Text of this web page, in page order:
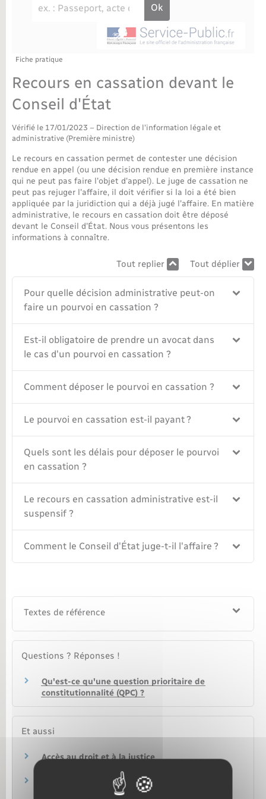
Recensement militaire
Concessions funéraires
Info jeunes
Maison des jeunes (11-17 ans)
Associations
Saison culturelle
Bibliothèques
Sport
Nouvel habitant
Numérique
Organisation d’événement
Sécurité - Prévention
Seniors
Transports
Bornes de recharge électrique
Voirie et espace public
Travaux - Autorisation d’occupation de l’espace
Agenda
La Communauté de communes
Plan interactif
Fiche pratique
Recours en cassation devant le
Conseil d'État
Vérifié le 17/01/2023 – Direction de l'information légale et
administrative (Première ministre)
Le recours en cassation permet de contester une décision
rendue en appel (ou une décision rendue en première instance
qui ne peut pas faire l'objet d'appel). Le juge de cassation ne
peut pas rejuger l'affaire, il doit vérifier si la loi a été bien
appliquée par la juridiction qui a déjà jugé l'affaire. En matière
administrative, le recours en cassation doit être déposé
devant le Conseil d'État. Nous vous présentons les
informations à connaître.
Tout replier Tout déplier
Pour quelle décision administrative peut-on
faire un pourvoi en cassation ?
Est-il obligatoire de prendre un avocat dans
le cas d'un pourvoi en cassation ?
Comment déposer le pourvoi en cassation ?
Le pourvoi en cassation est-il payant ?
Quels sont les délais pour déposer le pourvoi
en cassation ?
Le recours en cassation administrative est-il
suspensif ?
Comment le Conseil d'État juge-t-il l'affaire ?
Textes de référence
Questions ? Réponses !
Qu'est-ce qu'une question prioritaire de
constitutionnalité (QPC) ?
Et aussi
Accès au droit et à la justice
Litiges avec l'administration : recours
administratif, défenseur des droits